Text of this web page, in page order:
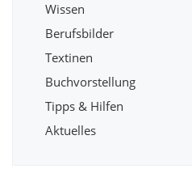
Wissen
Berufsbilder
Textinen
Buchvorstellung
Tipps & Hilfen
Aktuelles